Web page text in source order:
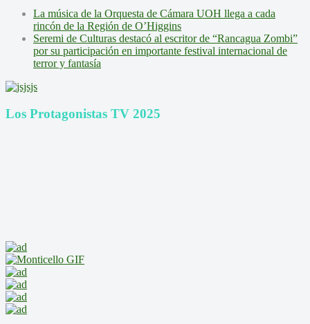
La música de la Orquesta de Cámara UOH llega a cada
rincón de la Región de O’Higgins
Seremi de Culturas destacó al escritor de “Rancagua Zombi”
por su participación en importante festival internacional de
terror y fantasía
Los Protagonistas TV 2025